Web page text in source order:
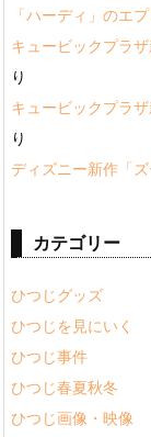
「ハーディ」のエ
キュービックプラ
り
キュービックプラ
り
ディズニー新作「ズ
カテゴリー
ひつじグッズ
ひつじを見にいく
ひつじ事件
ひつじ春夏秋冬
ひつじ画像・映像